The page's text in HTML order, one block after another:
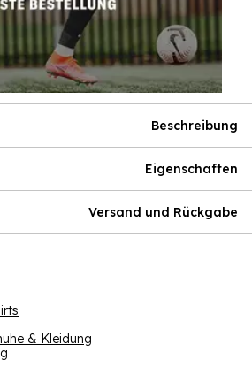
Beschreibung
Eigenschaften
Versand und Rückgabe
& Kleidung